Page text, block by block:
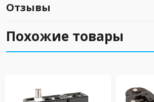
Отзывы
Похожие товары